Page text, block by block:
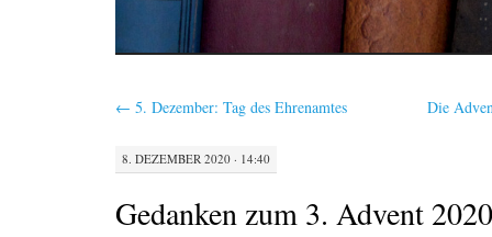
← 5. Dezember: Tag des Ehrenamtes Die
8. DEZEMBER 2020 · 14:40
Gedanken zum 3. Advent 2020